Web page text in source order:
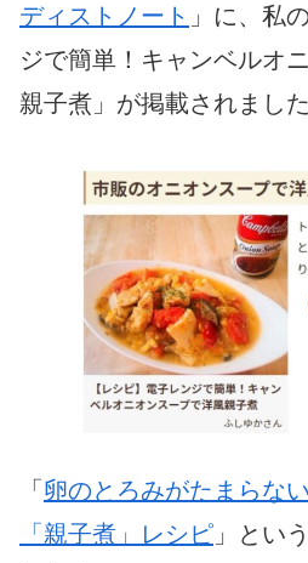
ディストノート 」に、私
ジで簡単！キャンベルオ
親子煮」が掲載されました
「 卵のとろみがたまらな
「親子煮」レシピ 」とい